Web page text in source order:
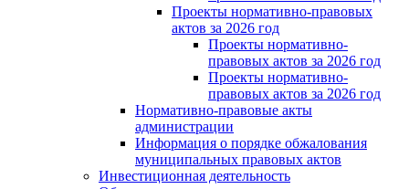
Проекты нормативно-правовых
актов за 2026 год
Проекты нормативно-
правовых актов за 2026 год
Проекты нормативно-
правовых актов за 2026 год
Нормативно-правовые акты
администрации
Информация о порядке обжалования
муниципальных правовых актов
Инвестиционная деятельность